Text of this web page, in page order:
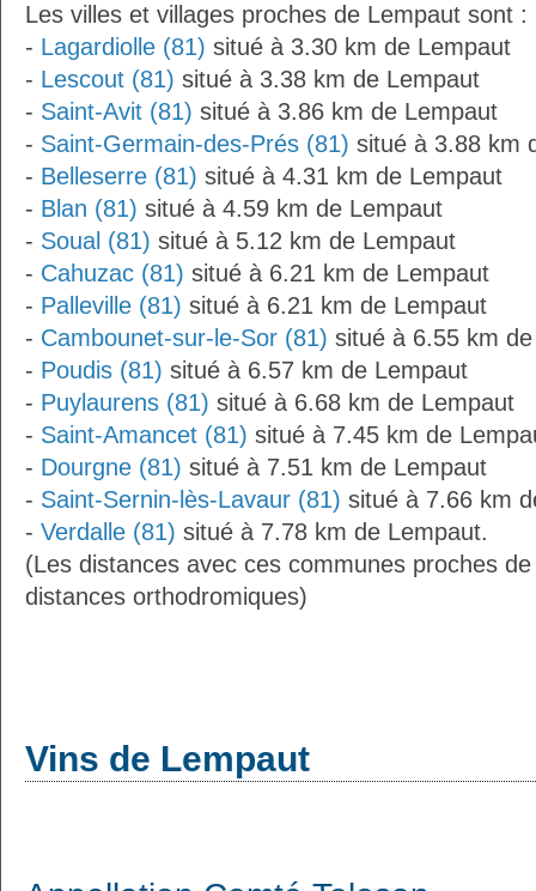
Les villes et villages proches de Lempaut sont :
- Lagardiolle (81) situé à 3.30 km de Lempaut
- Lescout (81) situé à 3.38 km de Lempaut
- Saint-Avit (81) situé à 3.86 km de Lempaut
- Saint-Germain-des-Prés (81) situé à 3.88 km
- Belleserre (81) situé à 4.31 km de Lempaut
- Blan (81) situé à 4.59 km de Lempaut
- Soual (81) situé à 5.12 km de Lempaut
- Cahuzac (81) situé à 6.21 km de Lempaut
- Palleville (81) situé à 6.21 km de Lempaut
- Cambounet-sur-le-Sor (81) situé à 6.55 km
- Poudis (81) situé à 6.57 km de Lempaut
- Puylaurens (81) situé à 6.68 km de Lempaut
- Saint-Amancet (81) situé à 7.45 km de
- Dourgne (81) situé à 7.51 km de Lempaut
- Saint-Sernin-lès-Lavaur (81) situé à 7.66 km
- Verdalle (81) situé à 7.78 km de Lempaut.
(Les distances avec ces communes proches
distances orthodromiques)
Vins de Lempaut